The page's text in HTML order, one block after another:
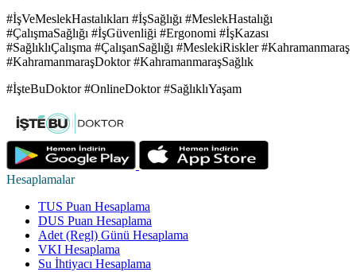
#İşVeMeslekHastalıkları #İşSağlığı #MeslekHastalığı
#ÇalışmaSağlığı #İşGüvenliği #Ergonomi #İşKazası
#SağlıklıÇalışma #ÇalışanSağlığı #MeslekiRiskler #Kahramanmaraş
#KahramanmaraşDoktor #KahramanmaraşSağlık
#İşteBuDoktor #OnlineDoktor #SağlıklıYaşam
Hesaplamalar
TUS Puan Hesaplama
DUS Puan Hesaplama
Adet (Regl) Günü Hesaplama
VKI Hesaplama
Su İhtiyacı Hesaplama